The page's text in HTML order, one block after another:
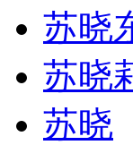
苏晓
苏晓
苏晓